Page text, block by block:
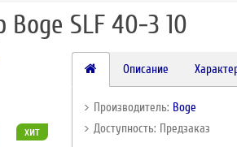
SLF 40-3 10
хит
Описание
Производитель: Boge
Доступность: Предзаказ